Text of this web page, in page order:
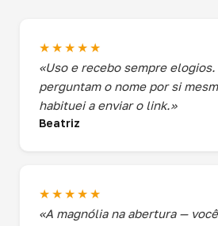
★★★★★
«Uso e recebo sempre
perguntam o nome por si
habituei a enviar o link.»
Beatriz
★★★★★
«A magnólia na abertura —